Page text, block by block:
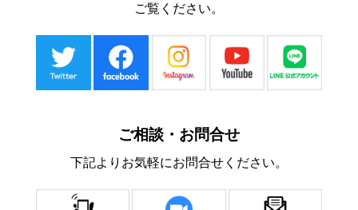
ご覧ください。
ご相談・お問合せ
下記よりお気軽にお問合せください。